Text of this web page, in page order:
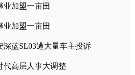
业加盟一亩田
业加盟一亩田
蓝SL03遭大量车主投诉
代高层人事大调整